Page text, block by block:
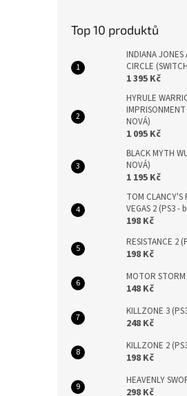
Top 10 produktů
INDIANA JONES
CIRCLE
1 395 Kč
HYRULE
NOVÁ)
1 095 Kč
BLACK MYTH
NOVÁ)
1 195 Kč
TOM CLANCY'S
VEGAS 2 (PS3 -
198 Kč
RESISTANCE 2
198 Kč
MOTOR
148 Kč
KILLZONE 3
248 Kč
KILLZONE 2
198 Kč
HEAVENLY
298 Kč